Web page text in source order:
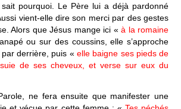
pourquoi. Le Père lui a déjà pardonné
vient-elle dire son merci par des gestes
Alors que Jésus mange ici «à la romaine
ou sur des coussins, elle s’approche
derrière, puis « elle baigne ses pieds de
de ses cheveux, et verse sur eux du
ne fera ensuite que manifester une